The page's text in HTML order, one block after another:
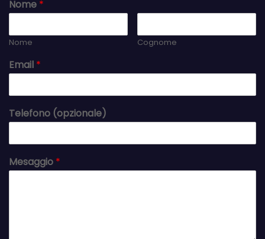
Nome *
Nome Cognome
Email *
Telefono (opzionale)
Mesaggio *